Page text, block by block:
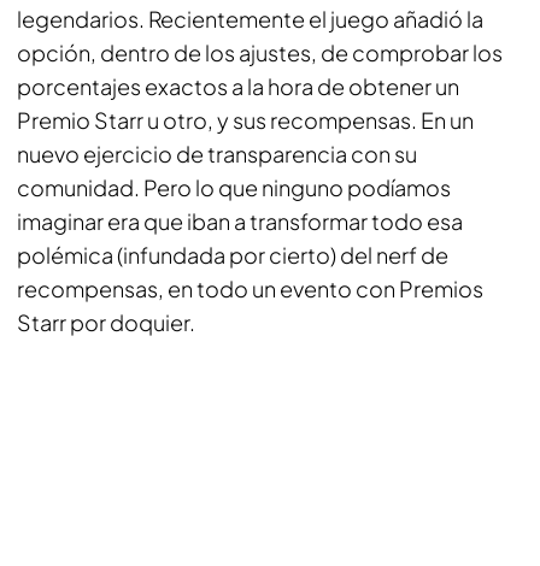
legendarios. Recientemente el juego añadió la
opción, dentro de los ajustes, de comprobar los
porcentajes exactos a la hora de obtener un
Premio Starr u otro, y sus recompensas. En un
nuevo ejercicio de transparencia con su
comunidad. Pero lo que ninguno podíamos
imaginar era que iban a transformar todo esa
polémica (infundada por cierto) del nerf de
recompensas, en todo un evento con Premios
Starr por doquier.